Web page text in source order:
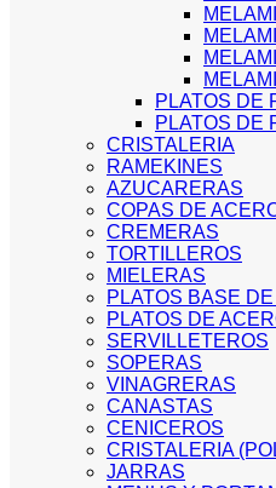
PLATOS DE
PLATOS DE
CRISTALERIA
RAMEKINES
AZUCARERAS
COPAS DE
CREMERAS
TORTILLEROS
MIELERAS
PLATOS BASE
PLATOS DE
SERVILLETEROS
SOPERAS
VINAGRERAS
CANASTAS
CENICEROS
CRISTALERIA
JARRAS